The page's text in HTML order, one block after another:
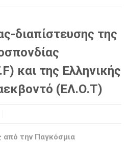
διαπίστευσης της
και της Ελληνικής
(ΕΛ.Ο.Τ)
από την Παγκόσμια